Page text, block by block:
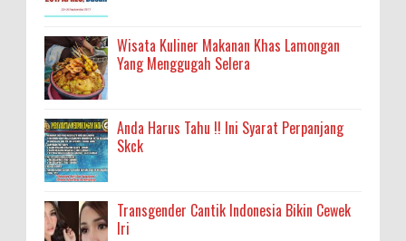
Wisata Kuliner Makanan Khas Lamongan
Yang Menggugah Selera
Anda Harus Tahu !! Ini Syarat Perpanjang
Skck
Transgender Cantik Indonesia Bikin Cewek
Iri